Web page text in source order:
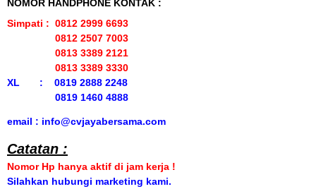
NOMOR HANDPHONE KONTAK :
Simpati : 0812 2999 6693
0812 2507 7003
0813 3389 2121
0813 3389 3330
XL : 0819 2888 2248
0819 1460 4888
email : info@cvjayabersama.com
Catatan :
Nomor Hp hanya aktif di jam kerja !
Silahkan hubungi marketing kami.